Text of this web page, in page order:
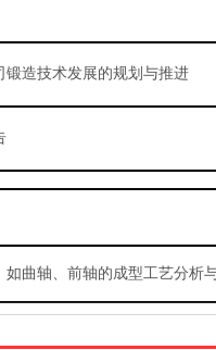
锻造技术发展的规划与推进
曲轴、前轴的成型工艺分析